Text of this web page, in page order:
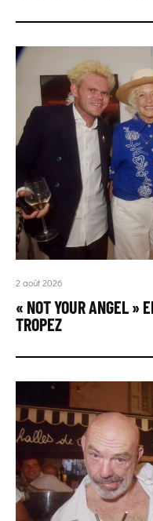
2 août 2026
« NOT YOUR ANGEL »
TROPEZ